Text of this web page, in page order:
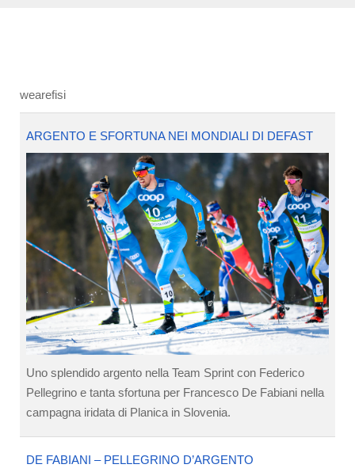
wearefisi
ARGENTO E SFORTUNA NEI MONDIALI DI DEFAST
Uno splendido argento nella Team Sprint con Federico
Pellegrino e tanta sfortuna per Francesco De Fabiani nella
campagna iridata di Planica in Slovenia.
DE FABIANI – PELLEGRINO D’ARGENTO